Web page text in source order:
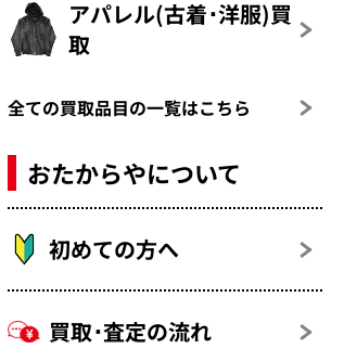
アパレル(古着･洋服)買
取
全ての買取品目の一覧はこちら
おたからやについて
初めての方へ
買取･査定の流れ